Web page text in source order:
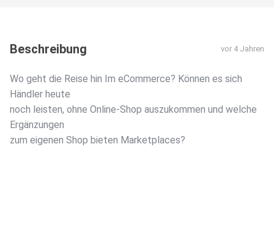
Beschreibung vor 4 Jahren
Wo geht die Reise hin Im eCommerce? Können es sich
Händler heute
noch leisten, ohne Online-Shop auszukommen und welche
Ergänzungen
zum eigenen Shop bieten Marketplaces?